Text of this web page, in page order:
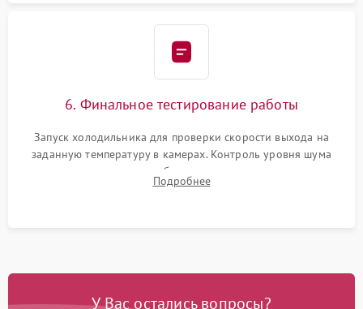
6. Финальное тестирование работы
Запуск холодильника для проверки скорости выхода на
заданную температуру в камерах. Контроль уровня шума
компрессора, отсутствия обмерзания стенок и корректного
срабатывания системы автоматической оттайки.
Подробнее
У Вас остались вопросы?